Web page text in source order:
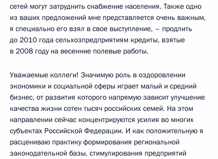
сетей могут затруднить снабжение населения. Также одно
из ваших предложений мне представляется очень важным,
я специально его взял в свое выступление, – продлить
до 2010 года сельхозпредприятиям кредиты, взятые
в 2008 году на весенние полевые работы.
Уважаемые коллеги! Значимую роль в оздоровлении
экономики и социальной сферы играет малый и средний
бизнес, от развития которого напрямую зависит улучшение
качества жизни сотен тысяч российских семей. На этом
направлении сейчас концентрируются усилия во многих
субъектах Российской Федерации. И как положительную я
расцениваю практику формирования региональной
законодательной базы, стимулирования предприятий